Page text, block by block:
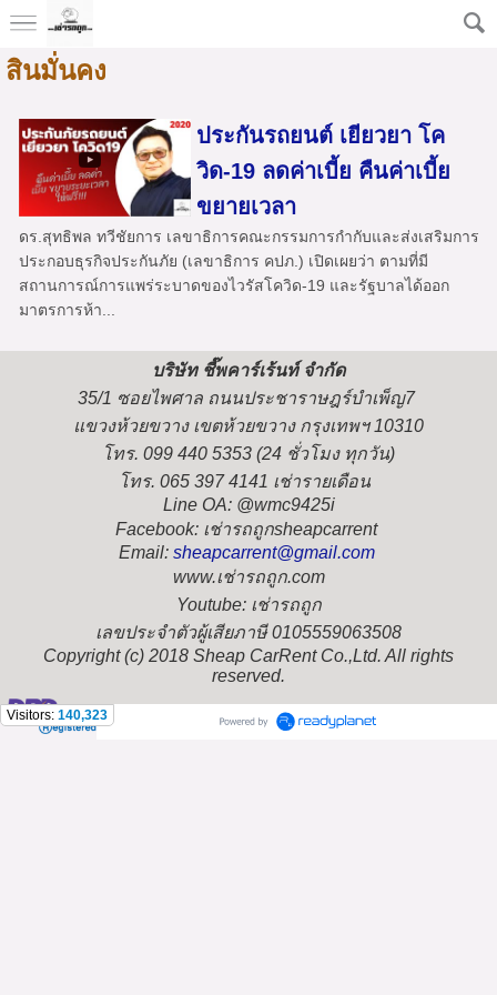
สินมั่นคง
ประกันรถยนต์ เยียวยา โค
วิด-19 ลดค่าเบี้ย คืนค่าเบี้ย
ขยายเวลา
ดร.สุทธิพล ทวีชัยการ เลขาธิการคณะกรรมการกำกับและส่งเสริมการ
ประกอบธุรกิจประกันภัย (เลขาธิการ คปภ.) เปิดเผยว่า ตามที่มี
สถานการณ์การแพร่ระบาดของไวรัสโควิด-19 และรัฐบาลได้ออก
มาตรการห้า...
บริษัท ชี๊พคาร์เร้นท์ จำกัด
35/1 ซอยไพศาล ถนนประชาราษฎร์บำเพ็ญ7
แขวงห้วยขวาง เขตห้วยขวาง กรุงเทพฯ 10310
โทร. 099 440 5353 (24 ชั่วโมง ทุกวัน)
โทร. 065 397 4141 เช่ารายเดือน
Line OA: @wmc9425i
Facebook: เช่ารถถูกsheapcarrent
Email: sheapcarrent@gmail.com
www.เช่ารถถูก.com
Youtube: เช่ารถถูก
เลขประจำตัวผู้เสียภาษี 0105559063508
Copyright (c) 2018 Sheap CarRent Co.,Ltd. All rights
reserved.
Visitors: 140,323